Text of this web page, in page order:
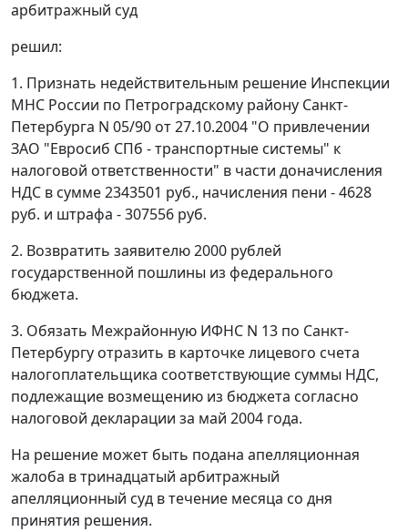
арбитражный суд
решил:
1. Признать недействительным решение Инспекции
МНС России по Петроградскому району Санкт-
Петербурга N 05/90 от 27.10.2004 "О привлечении
ЗАО "Евросиб СПб - транспортные системы" к
налоговой ответственности" в части доначисления
НДС в сумме 2343501 руб., начисления пени - 4628
руб. и штрафа - 307556 руб.
2. Возвратить заявителю 2000 рублей
государственной пошлины из федерального
бюджета.
3. Обязать Межрайонную ИФНС N 13 по Санкт-
Петербургу отразить в карточке лицевого счета
налогоплательщика соответствующие суммы НДС,
подлежащие возмещению из бюджета согласно
налоговой декларации за май 2004 года.
На решение может быть подана апелляционная
жалоба в тринадцатый арбитражный
апелляционный суд в течение месяца со дня
принятия решения.